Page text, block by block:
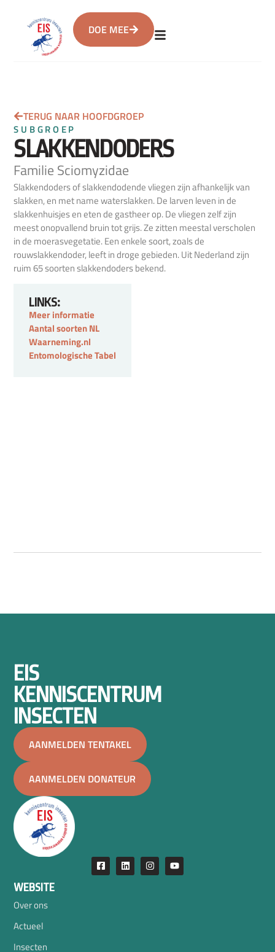
DOE MEE
TERUG NAAR HOOFDGROEP
SUBGROEP
SLAKKENDODERS
Familie Sciomyzidae
Slakkendoders of slakkendodende vliegen zijn afhankelijk van
slakken, en met name waterslakken. De larven leven in de
slakkenhuisjes en eten de gastheer op. De vliegen zelf zijn
meest onopvallend bruin tot grijs. Ze zitten meestal verscholen
in de moerasvegetatie. Een enkele soort, zoals de
rouwslakkendoder, leeft in droge gebieden. Uit Nederland zijn
ruim 65 soorten slakkendoders bekend.
LINKS:
Meer informatie
Aantal soorten NL
Waarneming.nl
Entomologische Tabel
EIS
KENNISCENTRUM
INSECTEN
AANMELDEN TENTAKEL
AANMELDEN DONATEUR
WEBSITE
Over ons
Actueel
Insecten